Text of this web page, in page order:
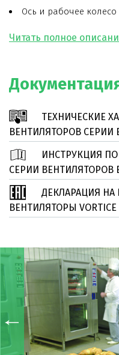
Ось и рабочее
полиуретановой краски.
взрывозащищенной
ТЕХНИЧЕСКИЕ
ВЕНТИЛЯТОРОВ СЕРИИ E
ИНСТРУКЦИЯ
СЕРИИ ВЕНТИЛЯТОРОВ E
ДЕКЛАРАЦИЯ
ВЕНТИЛЯТОРЫ VORTICE